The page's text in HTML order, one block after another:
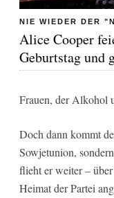
NIE WIEDER DER
Alice Cooper
Geburtstag und
Frauen, der Alkohol
Doch dann kommt
Sowjetunion,
flieht er weiter –
Heimat der Partei